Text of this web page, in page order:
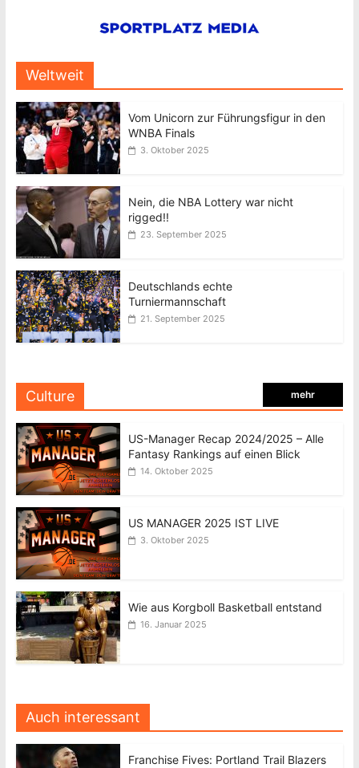
Weltweit
Vom Unicorn zur Führungsfigur in den
WNBA Finals
3. Oktober 2025
Nein, die NBA Lottery war nicht
rigged!!
23. September 2025
Deutschlands echte
Turniermannschaft
21. September 2025
Culture mehr
US-Manager Recap 2024/2025 – Alle
Fantasy Rankings auf einen Blick
14. Oktober 2025
US MANAGER 2025 IST LIVE
3. Oktober 2025
Wie aus Korgboll Basketball entstand
16. Januar 2025
Auch interessant
Franchise Fives: Portland Trail Blazers